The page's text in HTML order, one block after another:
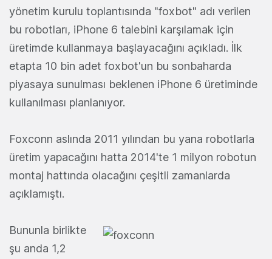
yönetim kurulu toplantısında "foxbot" adı verilen
bu robotları, iPhone 6 talebini karşılamak için
üretimde kullanmaya başlayacağını açıkladı. İlk
etapta 10 bin adet foxbot'un bu sonbaharda
piyasaya sunulması beklenen iPhone 6 üretiminde
kullanılması planlanıyor.
Foxconn aslında 2011 yılından bu yana robotlarla
üretim yapacağını hatta 2014'te 1 milyon robotun
montaj hattında olacağını çeşitli zamanlarda
açıklamıştı.
Bununla birlikte
şu anda 1,2